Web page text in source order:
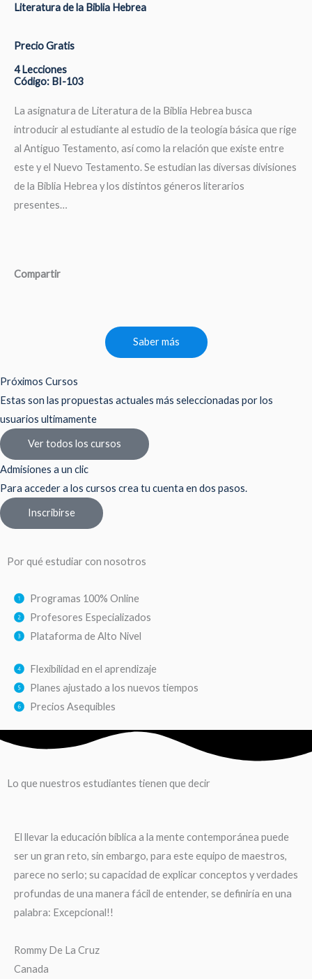
Literatura de la Biblia Hebrea
Precio Gratis
4 Lecciones
Código: BI-103
La asignatura de Literatura de la Biblia Hebrea busca
introducir al estudiante al estudio de la teología básica que rige
al Antiguo Testamento, así como la relación que existe entre
este y el Nuevo Testamento. Se estudian las diversas divisiones
de la Biblia Hebrea y los distintos géneros literarios
presentes…
Compartir
Saber más
Próximos Cursos
Estas son las propuestas actuales más seleccionadas por los
usuarios ultimamente
Ver todos los cursos
Admisiones a un clic
Para acceder a los cursos crea tu cuenta en dos pasos.
Inscribirse
Por qué estudiar con nosotros
Programas 100% Online
Profesores Especializados
Plataforma de Alto Nivel
Flexibilidad en el aprendizaje
Planes ajustado a los nuevos tiempos
Precios Asequibles
Lo que nuestros estudiantes tienen que decir
El llevar la educación bíblica a la mente contemporánea puede
ser un gran reto, sin embargo, para este equipo de maestros,
parece no serlo; su capacidad de explicar conceptos y verdades
profundas de una manera fácil de entender, se definiría en una
palabra: Excepcional!!
Rommy De La Cruz
Canada